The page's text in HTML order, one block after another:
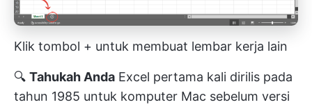
Klik tombol + untuk membuat lembar kerja lain
🔍 Tahukah Anda Excel pertama kali dirilis pada
tahun 1985 untuk komputer Mac sebelum versi